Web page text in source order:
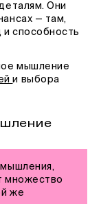
Они
— там,
и способность
мышление
и выбора
множество
же